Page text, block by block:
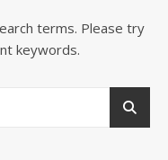
terms. Please try
keywords.